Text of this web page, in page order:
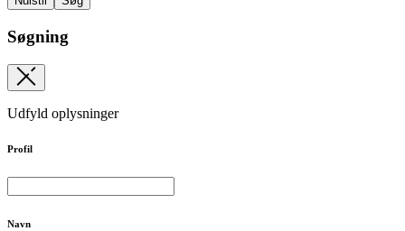
Søgning
Udfyld oplysninger
Profil
Navn